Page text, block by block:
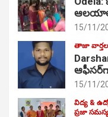
15/11/
తాజా
15/11/
విద్య &
ప్రజా